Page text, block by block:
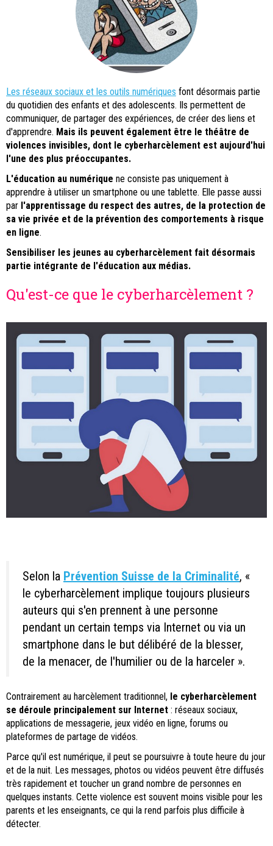
Les réseaux sociaux et les outils numériques font désormais partie
du quotidien des enfants et des adolescents. Ils permettent de
communiquer, de partager des expériences, de créer des liens et
d'apprendre. Mais ils peuvent également être le théâtre de
violences invisibles, dont le cyberharcèlement est aujourd'hui
l'une des plus préoccupantes.
L'éducation au numérique ne consiste pas uniquement à
apprendre à utiliser un smartphone ou une tablette. Elle passe aussi
par l'apprentissage du respect des autres, de la protection de
sa vie privée et de la prévention des comportements à risque
en ligne.
Sensibiliser les jeunes au cyberharcèlement fait désormais
partie intégrante de l'éducation aux médias.
Qu'est-ce que le cyberharcèlement ?
Selon la Prévention Suisse de la Criminalité, «
le cyberharcèlement implique toujours plusieurs
auteurs qui s'en prennent à une personne
pendant un certain temps via Internet ou via un
smartphone dans le but délibéré de la blesser,
de la menacer, de l'humilier ou de la harceler ».
Contrairement au harcèlement traditionnel, le cyberharcèlement
se déroule principalement sur Internet : réseaux sociaux,
applications de messagerie, jeux vidéo en ligne, forums ou
plateformes de partage de vidéos.
Parce qu'il est numérique, il peut se poursuivre à toute heure du jour
et de la nuit. Les messages, photos ou vidéos peuvent être diffusés
très rapidement et toucher un grand nombre de personnes en
quelques instants. Cette violence est souvent moins visible pour les
parents et les enseignants, ce qui la rend parfois plus difficile à
détecter.